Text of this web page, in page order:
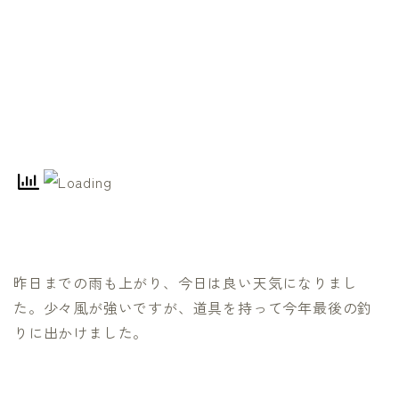
昨日までの雨も上がり、今日は良い天気になりまし
た。少々風が強いですが、道具を持って今年最後の釣
りに出かけました。